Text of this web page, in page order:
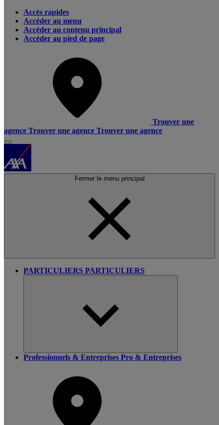
Accès rapides
Accéder au menu
Accéder au contenu principal
Accéder au pied de page
Trouver une
agence Trouver une agence Trouver une agence
Fermer le menu principal
PARTICULIERS PARTICULIERS
Professionnels & Entreprises Pro & Entreprises